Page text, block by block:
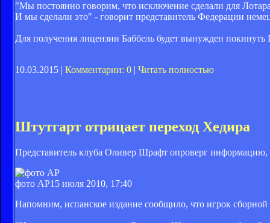
"Мы постоянно говорим, что исключение сделали для
И мы сделали это" - говорит представитель Федерации
Для получения лицензии Баббель будет вынужден покинуть
10.03.2015 | Комментарии: 0 | Читать полностью
Штутгарт отрицает переход Хедира
Представитель клуба Оливер Шрафт опроверг информацию,
фото АР15 июля 2010, 17:40
Напомним, испанское издание сообщило, что игрок